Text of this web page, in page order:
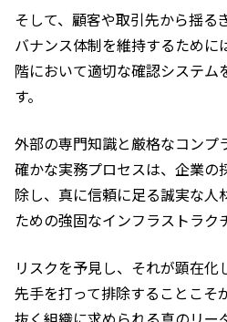
そして、顧客や取引先から揺る
バナンス体制を維持するために
階において適切な確認システム
す。
外部の専門知識と厳格なコンプ
確かな実務プロセスは、企業の
除し、真に信頼に足る誠実な人
ための強固なインフラストラク
リスクを予見し、それが顕在
先手を打って排除することこそ